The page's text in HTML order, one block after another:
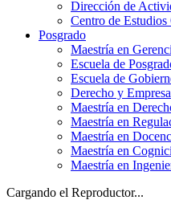
Dirección de
Centro de Estudios
Posgrado
Maestría en
Escuela de
Escuela de
Derecho y Empresa
Maestría en
Maestría en
Maestría en
Maestría en
Maestría en
Cargando el Reproductor...